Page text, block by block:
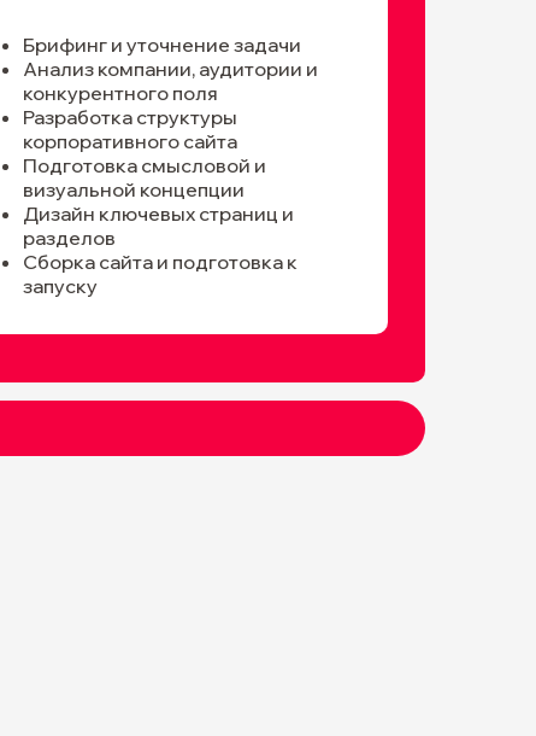
Брифинг и уточнение задачи
Анализ компании, аудитории и
конкурентного поля
Разработка структуры
корпоративного сайта
Подготовка смысловой и
визуальной концепции
Дизайн ключевых страниц и
разделов
Сборка сайта и подготовка к
запуску